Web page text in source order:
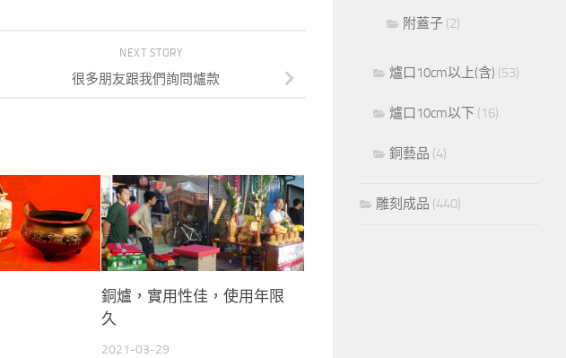
NEXT STORY
很多朋友跟我們詢問爐款
銅爐，實用性佳，使用年限
久
2021-03-29
附蓋子 (2)
爐口10cm以上(含) (53)
爐口10cm以下 (16)
銅藝品 (4)
雕刻成品 (440)